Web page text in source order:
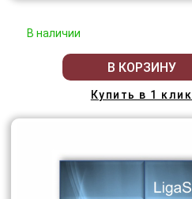
В наличии
В КОРЗИНУ
Купить в 1 клик